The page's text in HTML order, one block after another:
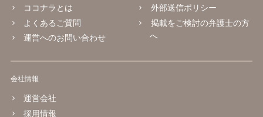
ココナラとは
よくあるご質問
運営へのお問い合わせ
外部送信ポリシー
掲載をご検討の弁護士の方
へ
会社情報
運営会社
採用情報